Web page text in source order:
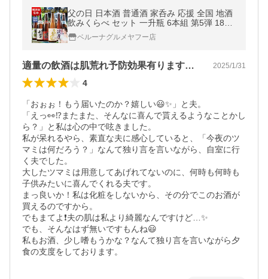
父の日 日本酒 普通酒 家呑み 応援 全国 地酒
飲みくらべ セット 一升瓶 6本組 第5弾 1800
ml お中元 敬老の日 父の日 ギフト 送料無料
ベルーナグルメヤフー店
適量の飲酒は肌荒れ予防効果有りますか？ 2025/1/31
4
「おぉぉ！もう届いたのか？嬉しい😃✨」と夫。
「えっ👀⁉️またまた、そんなに喜んで貰えるようなことかし
ら？」と私は心の中で呟きました。
私が呆れるやら、素直な夫に感心していると、「今夜のツ
マミは何だろう？」なんて独り言を言いながら、自室に行
く夫でした。
大したツマミは用意してあげれてないのに、何時も何時も
子供みたいに喜んでくれる夫です。
まっ良いか！私は化粧をしないから、その分でこのお酒が
買えるのですから。
でもまてよ❗夫の肌は私より綺麗なんですけど…✨
でも、そんなはず無いですもんね😃
私もお酒、少し嗜もうかな？なんて独り言を言いながら夕
食の支度をしております。